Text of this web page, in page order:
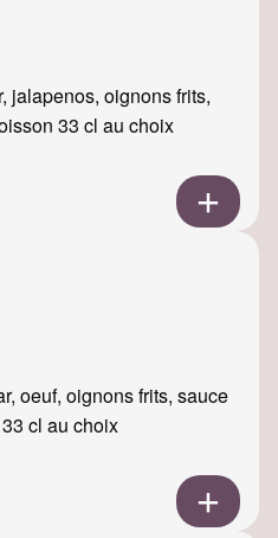
jalapenos, oignons frits,
33 cl au choix
oeuf, oignons frits, sauce
cl au choix